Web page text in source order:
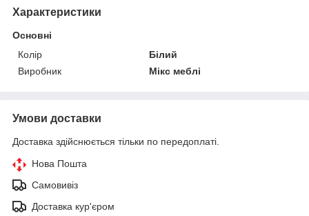
Характеристики
Основні
Колір
Білий
Виробник
Мікс меблі
Умови доставки
Доставка здійснюється тільки по передоплаті.
Нова Пошта
Самовивіз
Доставка кур'єром